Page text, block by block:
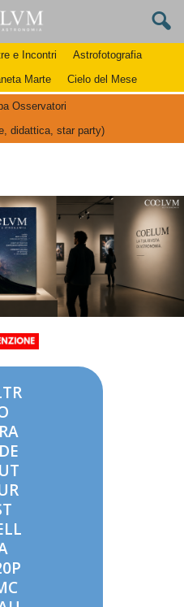
e Incontri
Astrofotografia
Marte Cielo del Mese
Osservatori
didattica, star party)